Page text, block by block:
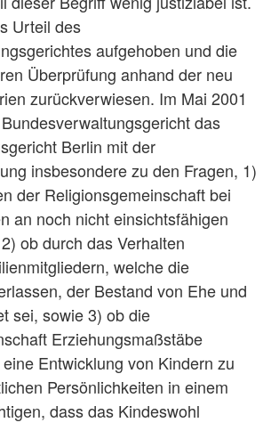
Urteil des
aufgehoben und die
Überprüfung anhand der neu
zurückverwiesen. Im Mai 2001
das
Berlin mit der
insbesondere zu den Fragen, 1)
der Religionsgemeinschaft bei
an noch nicht einsichtsfähigen
ob durch das Verhalten
welche die
der Bestand von Ehe und
sei, sowie 3) ob die
Erziehungsmaßstäbe
Entwicklung von Kindern zu
Persönlichkeiten in einem
dass das Kindeswohl